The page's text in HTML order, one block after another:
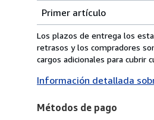
Tarifas
de
envío
de
Reino
a
Unidos
del
pedido
Primer artículo
Los plazos de entrega los
retrasos y los compradores
cargos adicionales para cubrir
Información detallada
Métodos de pago